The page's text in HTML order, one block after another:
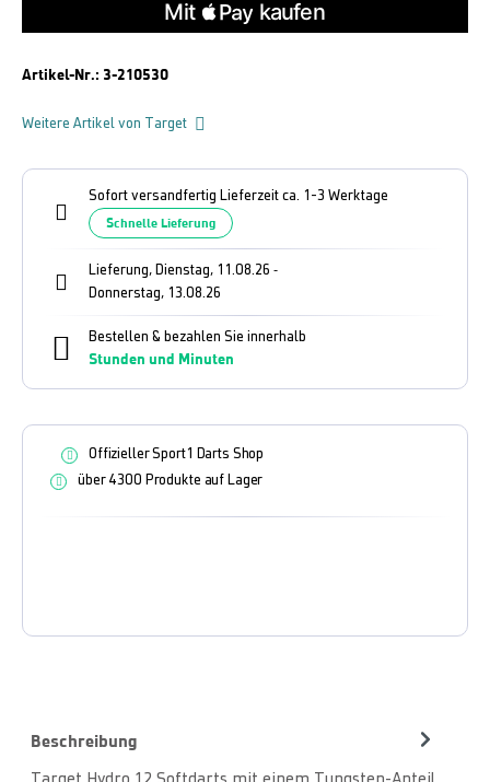
Beschreibung
Artikel-Nr.: 3-210530
Weitere Artikel von Target
Sofort versandfertig Lieferzeit ca. 1-3 Werktage
Schnelle Lieferung
Lieferung, Dienstag, 11.08.26 -
Donnerstag, 13.08.26
Bestellen & bezahlen Sie innerhalb
Stunden und Minuten
Offizieller Sport1 Darts Shop
über 4300 Produkte auf Lager